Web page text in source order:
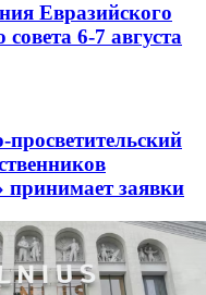
Евразийского
6-7 августа
принимает заявки